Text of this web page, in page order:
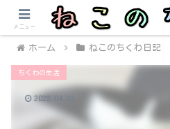
ホーム ねこのちくわ日記
ちくわの生活
2022.04.03
メニュー